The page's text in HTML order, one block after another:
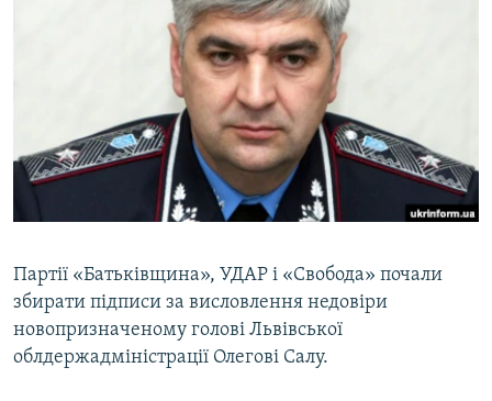
ВІДЕОУРОКИ «ELIFBE»
СВІДЧЕННЯ ОКУПАЦІЇ
УКРАЇНСЬКА ПРОБЛЕМА КРИМУ
ЯК ОБІЙТИ БЛОКУВАННЯ
Русский
Qırımtatar
Усі сайти RFE/RL
Партії «Батьківщина», УДАР і «Свобода» почали
збирати підписи за висловлення недовіри
новопризначеному голові Львівської
облдержадміністрації Олегові Салу.